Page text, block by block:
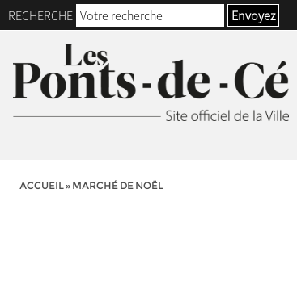
RECHERCHE Envoyez
ACCUEIL» MARCHÉ DE NOËL